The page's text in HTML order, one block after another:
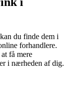
du finde dem i
forhandlere.
få mere
i nærheden af dig.